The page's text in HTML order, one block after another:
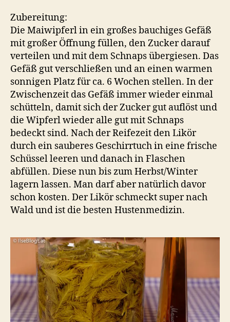
Zubereitung:
Die Maiwipferl in ein großes bauchiges Gefäß
mit großer Öffnung füllen, den Zucker darauf
verteilen und mit dem Schnaps übergiesen. Das
Gefäß gut verschließen und an einen warmen
sonnigen Platz für ca. 6 Wochen stellen. In der
Zwischenzeit das Gefäß immer wieder einmal
schütteln, damit sich der Zucker gut auflöst und
die Wipferl wieder alle gut mit Schnaps
bedeckt sind. Nach der Reifezeit den Likör
durch ein sauberes Geschirrtuch in eine frische
Schüssel leeren und danach in Flaschen
abfüllen. Diese nun bis zum Herbst/Winter
lagern lassen. Man darf aber natürlich davor
schon kosten. Der Likör schmeckt super nach
Wald und ist die besten Hustenmedizin.